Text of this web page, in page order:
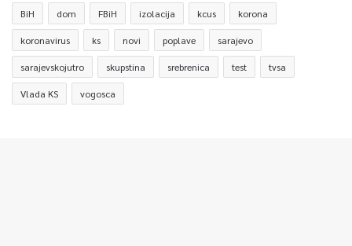
BiH dom FBiH izolacija kcus korona
koronavirus ks novi poplave sarajevo
sarajevskojutro skupstina srebrenica test tvsa
Vlada KS vogosca